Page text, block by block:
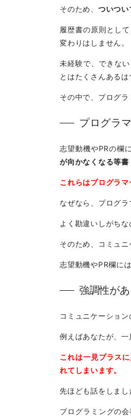
そのため、 ついつい
履歴書の原則とし
変わりはしません。
未経験で、できな
とはたくさんあるは
その中で、プログ
プログラ
志望動機やPRの欄に
が向かなくなる等書
これらはプログラ
なぜなら、プログラ
よく勘違いしがちな
そのため、コミュ
志望動機やPR欄に
強調性が
コミュニケーショ
例えばあなたが、
これは一見プラス
れてしまいます。
先ほども話をしま
プログラミングの